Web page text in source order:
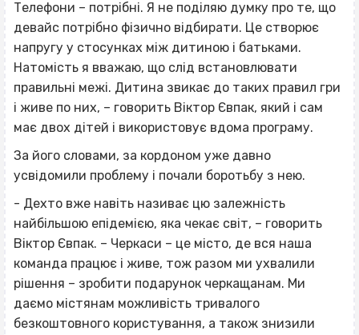
Телефони – потрібні. Я не поділяю думку про те, що
девайс потрібно фізично відбирати. Це створює
напругу у стосунках між дитиною і батьками.
Натомість я вважаю, що слід встановлювати
правильні межі. Дитина звикає до таких правил гри
і живе по них, – говорить Віктор Євпак, який і сам
має двох дітей і використовує вдома програму.
За його словами, за кордоном уже давно
усвідомили проблему і почали боротьбу з нею.
- Дехто вже навіть називає цю залежність
найбільшою епідемією, яка чекає світ, – говорить
Віктор Євпак. – Черкаси – це місто, де вся наша
команда працює і живе, тож разом ми ухвалили
рішення – зробити подарунок черкащанам. Ми
даємо містянам можливість тривалого
безкоштовного користування, а також знизили